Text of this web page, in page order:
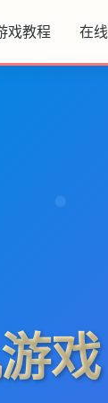
戏教程 在
戏